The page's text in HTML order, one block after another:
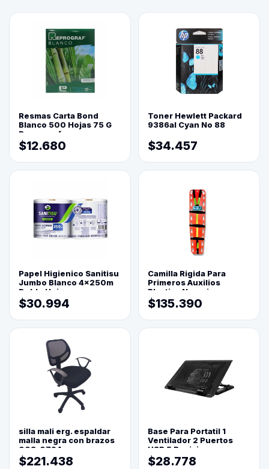
Resmas Carta Bond
Blanco 500 Hojas 75 G
Reprograf.
$12.680
Toner Hewlett Packard
9386al Cyan No 88
$34.457
Papel Higienico Sanitisu
Jumbo Blanco 4x250m
Doble Hoja
$30.994
Camilla Rigida Para
Primeros Auxilios
Plastica Naranja
$135.390
silla mali erg. espaldar
malla negra con brazos
003-0794
$221.438
Base Para Portatil 1
Ventilador 2 Puertos
USB 5 Posiciones
$28.778